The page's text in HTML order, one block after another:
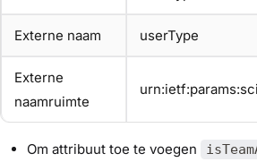
Externe naam userType
Externe
naamruimte
Om attribuut toe te voegen